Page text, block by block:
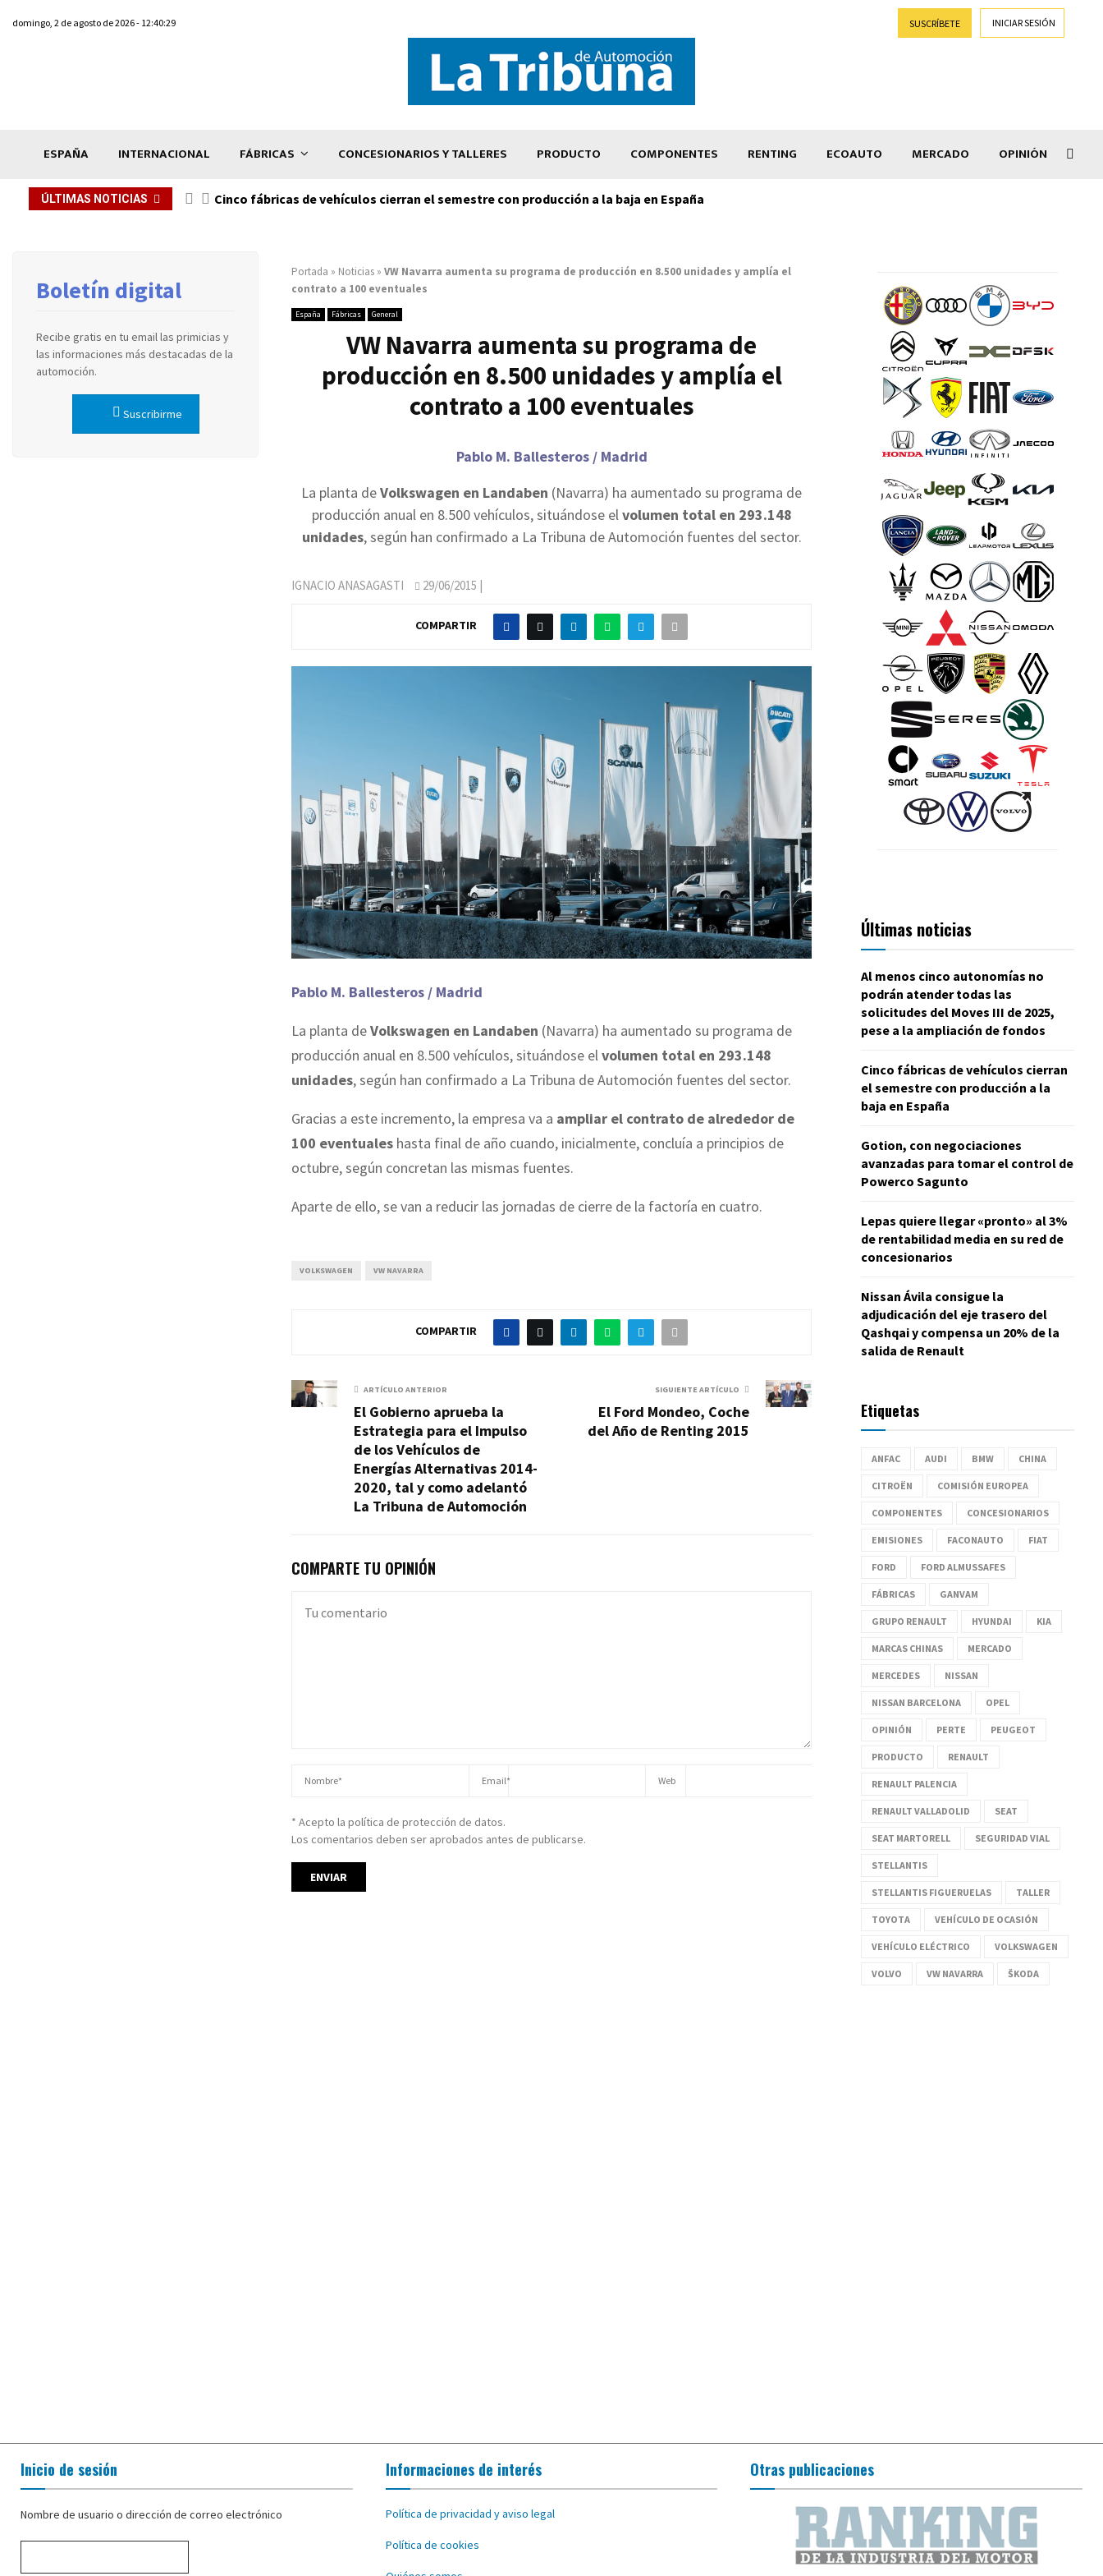
domingo, 2 de agosto de 2026 - 12:40:29 SUSCRÍBETE INICIAR SESIÓN
ESPAÑA INTERNACIONAL FÁBRICAS CONCESIONARIOS Y TALLERES PRODUCTO COMPONENTES RENTING ECOAUTO MERCADO OPINIÓN
ÚLTIMAS NOTICIAS Cinco fábricas de vehículos cierran el semestre con producción a la baja en España
Portada » Noticias » VW Navarra aumenta su programa de producción en 8.500 unidades y amplía el
contrato a 100 eventuales
España Fábricas General
VW Navarra aumenta su programa de
producción en 8.500 unidades y amplía el
contrato a 100 eventuales
Pablo M. Ballesteros / Madrid
La planta deVolkswagen en Landaben (Navarra) ha aumentado su programa de
producción anual en 8.500 vehículos, situándose elvolumen total en 293.148
unidades, según han confirmado a La Tribuna de Automoción fuentes del sector.
IGNACIO ANASAGASTI 29/06/2015 |
COMPARTIR
Pablo M. Ballesteros / Madrid
La planta deVolkswagen en Landaben (Navarra) ha aumentado su programa de
producción anual en 8.500 vehículos, situándose elvolumen total en 293.148
unidades, según han confirmado a La Tribuna de Automoción fuentes del sector.
Gracias a este incremento, la empresa va a ampliar el contrato de alrededor de
100 eventuales hasta final de año cuando, inicialmente, concluía a principios de
octubre, según concretan las mismas fuentes.
Aparte de ello, se van a reducir las jornadas de cierre de la factoría en cuatro.
VOLKSWAGEN VW NAVARRA
COMPARTIR
ARTÍCULO ANTERIOR
El Gobierno aprueba la
Estrategia para el Impulso
de los Vehículos de
Energías Alternativas 2014-
2020, tal y como adelantó
La Tribuna de Automoción
SIGUIENTE ARTÍCULO
El Ford Mondeo, Coche
del Año de Renting 2015
COMPARTE TU OPINIÓN
* Acepto la política de protección de datos.
Los comentarios deben ser aprobados antes de publicarse.
Boletín digital
Recibe gratis en tu email las primicias y
las informaciones más destacadas de la
automoción.
Suscribirme
Últimas noticias
Al menos cinco autonomías no
podrán atender todas las
solicitudes del Moves III de 2025,
pese a la ampliación de fondos
Cinco fábricas de vehículos cierran
el semestre con producción a la
baja en España
Gotion, con negociaciones
avanzadas para tomar el control de
Powerco Sagunto
Lepas quiere llegar «pronto» al 3%
de rentabilidad media en su red de
concesionarios
Nissan Ávila consigue la
adjudicación del eje trasero del
Qashqai y compensa un 20% de la
salida de Renault
Etiquetas
ANFAC AUDI BMW CHINA
CITROËN COMISIÓN EUROPEA
COMPONENTES CONCESIONARIOS
EMISIONES FACONAUTO FIAT
FORD FORD ALMUSSAFES
FÁBRICAS GANVAM
GRUPO RENAULT HYUNDAI KIA
MARCAS CHINAS MERCADO
MERCEDES NISSAN
NISSAN BARCELONA OPEL
OPINIÓN PERTE PEUGEOT
PRODUCTO RENAULT
RENAULT PALENCIA
RENAULT VALLADOLID SEAT
SEAT MARTORELL SEGURIDAD VIAL
STELLANTIS
STELLANTIS FIGUERUELAS TALLER
TOYOTA VEHÍCULO DE OCASIÓN
VEHÍCULO ELÉCTRICO VOLKSWAGEN
VOLVO VW NAVARRA ŠKODA
Inicio de sesión
Nombre de usuario o dirección de correo electrónico
Informaciones de interés
Política de privacidad y aviso legal
Política de cookies
Otras publicaciones